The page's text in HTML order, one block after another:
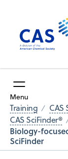
Menu
Training
CAS
CAS SciFinder®
Biology-
SciFinder